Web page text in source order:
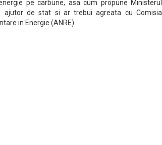
pe carbune, asa cum propune Ministerul
ajutor de stat si ar trebui agreata cu Comisia
in Energie (ANRE).